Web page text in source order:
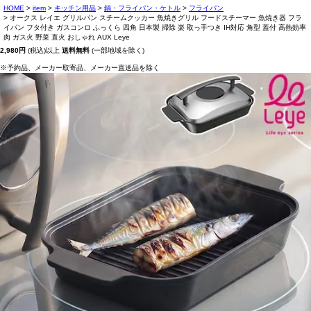
HOME item キッチン用品 鍋・フライパン・ケトル
フライパン
オークス レイエ グリルパン スチームクッカー 魚焼きグリル フードスチーマー 魚焼き器 フラ
イパン フタ付き ガスコンロ ふっくら 四角 日本製 掃除 楽 取っ手つき IH対応 角型 蓋付 高熱効率
肉 ガス火 野菜 直火 おしゃれ AUX Leye
2,980円 (税込)以上 送料無料 (一部地域を除く)
※予約品、メーカー取寄品、メーカー直送品を除く